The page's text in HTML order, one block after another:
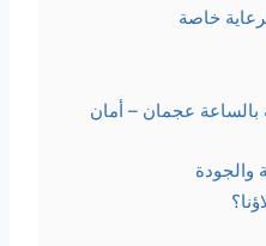
خاصة
عجمان – أمان
والجودة